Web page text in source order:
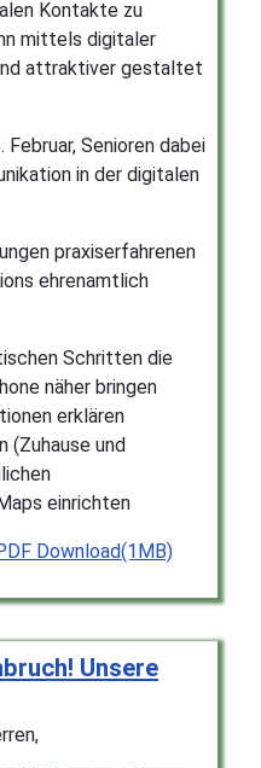
Kontakte zu
mittels digitaler
attraktiver gestaltet
Februar, Senioren dabei
in der digitalen
praxiserfahrenen
ehrenamtlich
Schritten die
näher bringen
erklären
(Zuhause und
einrichten
Download(1MB)
Unsere